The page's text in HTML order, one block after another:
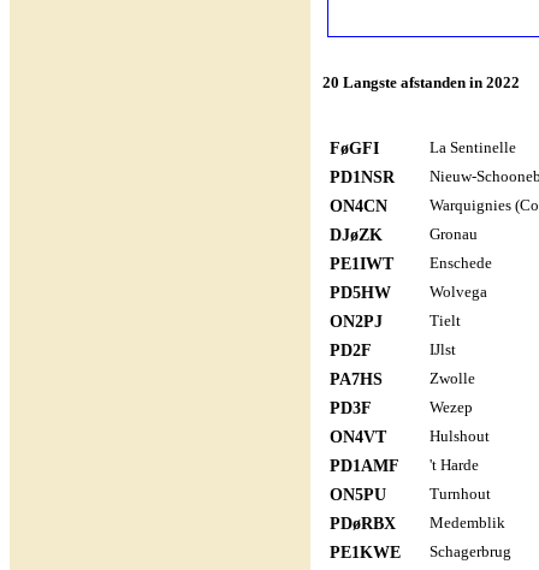
20 Langste afstanden in 2022
FøGFI La Sentinelle
PD1NSR Nieuw-
ON4CN Warquignies
DJøZK Gronau
PE1IWT Enschede
PD5HW Wolvega
ON2PJ Tielt
PD2F IJlst
PA7HS Zwolle
PD3F Wezep
ON4VT Hulshout
PD1AMF 't Harde
ON5PU Turnhout
PDøRBX Medemblik
PE1KWE Schagerbrug